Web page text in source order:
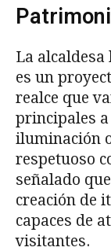
La alcaldesa
es un
realce que
principales
iluminación
respetuoso
señalado
creación de
capaces de
visitantes.